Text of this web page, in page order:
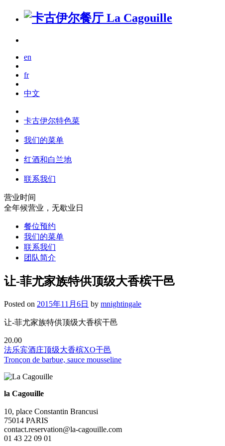
en
fr
中文
卡古伊尔特色菜
我们的菜单
红酒和白兰地
联系我们
营业时间
全年候营业，无歇业日
餐位预约
我们的菜单
联系我们
团队简介
让-菲尤家族特供顶级大香槟干邑
Posted on 2015年11月6日 by mnightingale
让-菲尤家族特供顶级大香槟干邑
20.00
文
导
航
法乐宾酒庄顶级大香槟XO干邑
Tronçon de barbue, sauce mousseline
la Cagouille
10, place Constantin Brancusi
75014 PARIS
contact.reservation@la-cagouille.com
01 43 22 09 01